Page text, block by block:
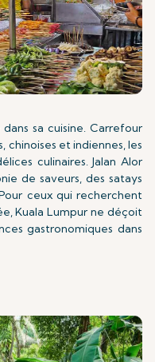
sa cuisine. Carrefour
chinoises et indiennes, les
culinaires. Jalan Alor
de saveurs, des satays
ceux qui recherchent
Kuala Lumpur ne déçoit
gastronomiques dans